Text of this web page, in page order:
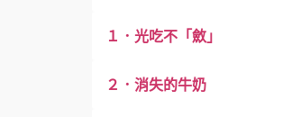
１．光吃不「斂」
２．消失的牛奶